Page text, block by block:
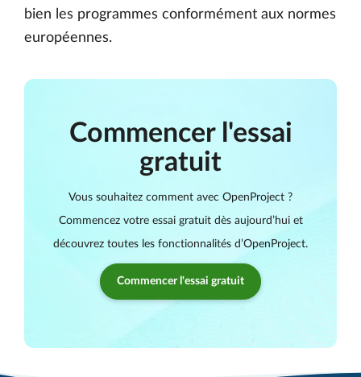
bien les programmes conformément aux normes
européennes.
Commencer l'essai
gratuit
Vous souhaitez comment avec OpenProject ?
Commencez votre essai gratuit dès aujourd’hui et
découvrez toutes les fonctionnalités d’OpenProject.
Commencer l'essai gratuit